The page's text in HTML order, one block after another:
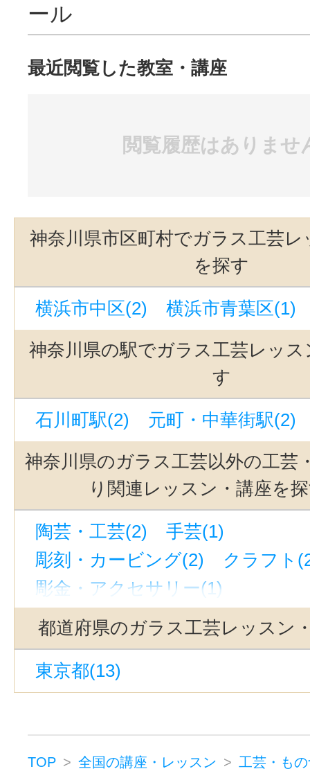
ール
最近閲覧した教室・講座
閲覧履歴はありませ
神奈川県市区町村でガラス工芸レ
を探す
横浜市中区(2)
横浜市青葉区(1)
神奈川県の駅でガラス工芸レッ
す
石川町駅(2)
元町・中華街駅(2)
神奈川県のガラス工芸以外の工芸
り関連レッスン・講座を
陶芸・工芸(2)
手芸(1)
彫刻・カービング(2)
クラフト
彫金・アクセサリー(1)
工芸・ものづくりその他(3)
都道府県のガラス工芸レッスン
東京都(13)
TOP 全国の講座・レッスン
工芸・も